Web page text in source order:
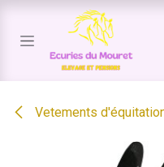
Se rendre au contenu
Vetements